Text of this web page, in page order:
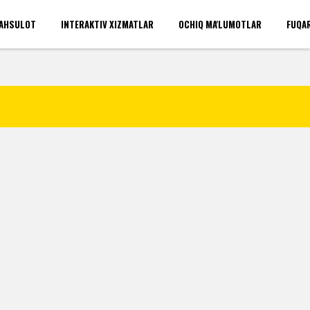
Kirish
INTERAKTIV XIZMATLAR OCHIQ MA'LUMOTLAR